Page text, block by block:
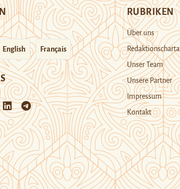
English Français
RUBRIKEN
Über uns
Redaktionscharta
Unser Team
Unsere Partner
Impressum
Kontakt